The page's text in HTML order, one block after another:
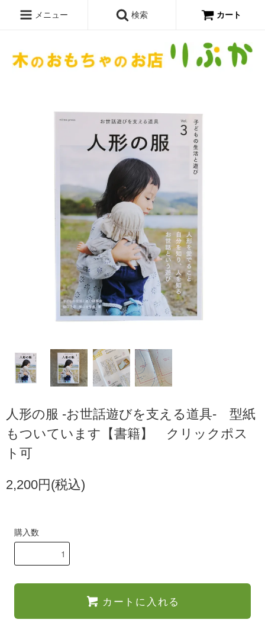
メニュー 検索 カート
人形の服 -お世話遊びを支える道具- 型紙
もついています【書籍】 クリックポス
ト可
2,200円(税込)
購入数
カートに入れる